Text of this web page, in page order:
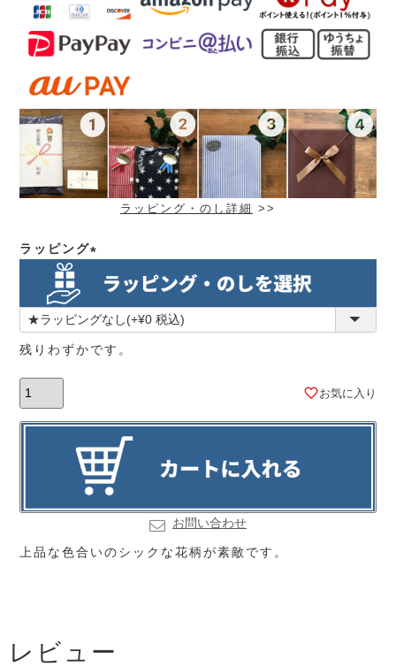
ラッピング・のし詳細 >>
ラッピング
(必
須)
残りわずかです。
お気に入り
お問い合わせ
上品な色合いのシックな花柄が素敵です。
レビュー